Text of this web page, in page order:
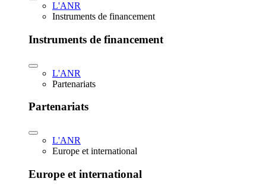
L'ANR
Instruments de financement
Instruments de financement
L'ANR
Partenariats
Partenariats
L'ANR
Europe et international
Europe et international